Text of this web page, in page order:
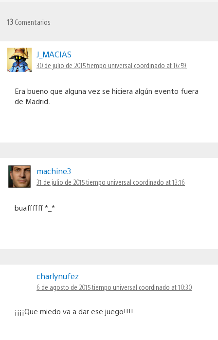
13 Comentarios
J_MACIAS
30 de julio de 2015 tiempo universal coordinado at 16:59
Era bueno que alguna vez se hiciera algún evento fuera
de Madrid.
machine3
31 de julio de 2015 tiempo universal coordinado at 13:16
buaffffff *_*
charlynufez
6 de agosto de 2015 tiempo universal coordinado at 10:30
¡¡¡¡Que miedo va a dar ese juego!!!!